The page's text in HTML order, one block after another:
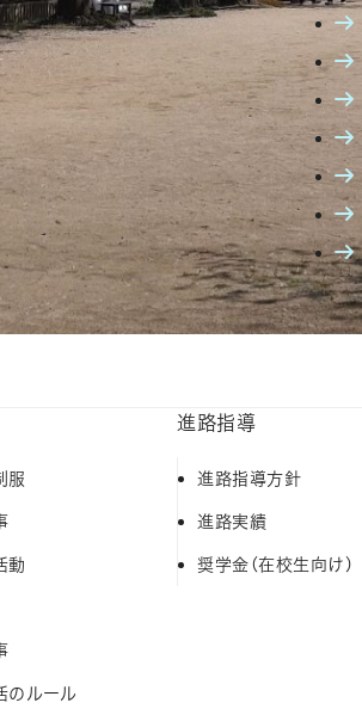
服
動
のルール
進路指導
進路指導方針
進路実績
奨学金（在校生向け）